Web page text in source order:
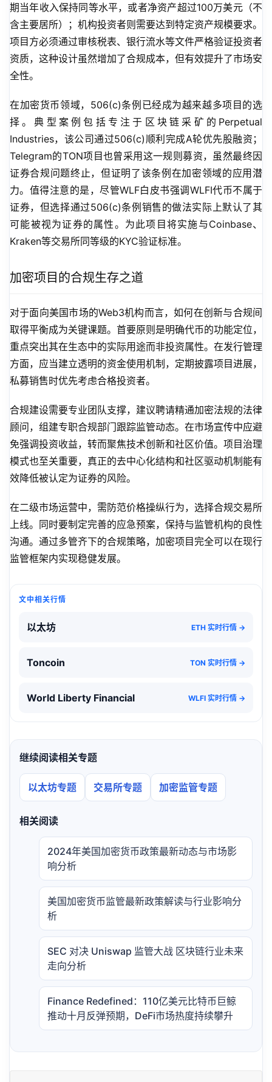
期当年收入保持同等水平，或者净资产超过100万美元（不
含主要居所）；机构投资者则需要达到特定资产规模要求。
项目方必须通过审核税表、银行流水等文件严格验证投资者
资质，这种设计虽然增加了合规成本，但有效提升了市场安
全性。
在加密货币领域，506(c)条例已经成为越来越多项目的选
择。典型案例包括专注于区块链采矿的Perpetual
Industries，该公司通过506(c)顺利完成A轮优先股融资；
Telegram的TON项目也曾采用这一规则募资，虽然最终因
证券合规问题终止，但证明了该条例在加密领域的应用潜
力。值得注意的是，尽管WLF白皮书强调WLFI代币不属于
证券，但选择通过506(c)条例销售的做法实际上默认了其
可能被视为证券的属性。为此项目将实施与Coinbase、
Kraken等交易所同等级的KYC验证标准。
加密项目的合规生存之道
对于面向美国市场的Web3机构而言，如何在创新与合规间
取得平衡成为关键课题。首要原则是明确代币的功能定位，
重点突出其在生态中的实际用途而非投资属性。在发行管理
方面，应当建立透明的资金使用机制，定期披露项目进展，
私募销售时优先考虑合格投资者。
合规建设需要专业团队支撑，建议聘请精通加密法规的法律
顾问，组建专职合规部门跟踪监管动态。在市场宣传中应避
免强调投资收益，转而聚焦技术创新和社区价值。项目治理
模式也至关重要，真正的去中心化结构和社区驱动机制能有
效降低被认定为证券的风险。
在二级市场运营中，需防范价格操纵行为，选择合规交易所
上线。同时要制定完善的应急预案，保持与监管机构的良性
沟通。通过多管齐下的合规策略，加密项目完全可以在现行
监管框架内实现稳健发展。
文中相关行情
以太坊 ETH 实时行情 →
Toncoin TON 实时行情 →
World Liberty Financial WLFI 实时行情 →
继续阅读相关专题
以太坊专题 交易所专题 加密监管专题
相关阅读
2024年美国加密货币政策最新动态与市场影
响分析
美国加密货币监管最新政策解读与行业影响分
析
SEC 对决 Uniswap 监管大战 区块链行业未来
走向分析
Finance Redefined：110亿美元比特币巨鲸
推动十月反弹预期，DeFi市场热度持续攀升